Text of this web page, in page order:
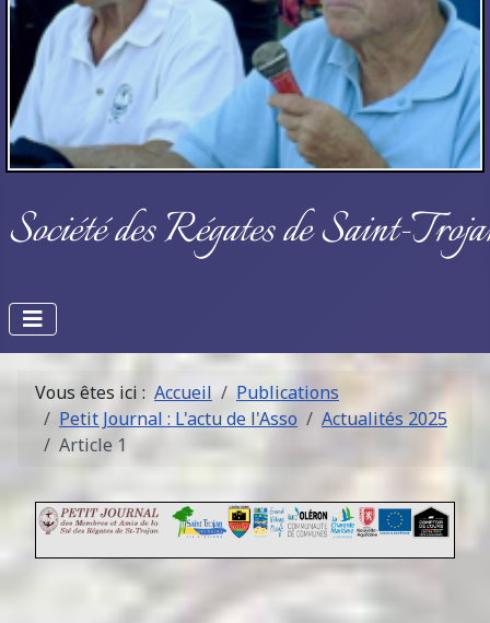
Société des Régates de Saint-
Vous êtes ici : Accueil
Publications
Petit Journal : L'actu de l'Asso
Actualités 2025
Article 1